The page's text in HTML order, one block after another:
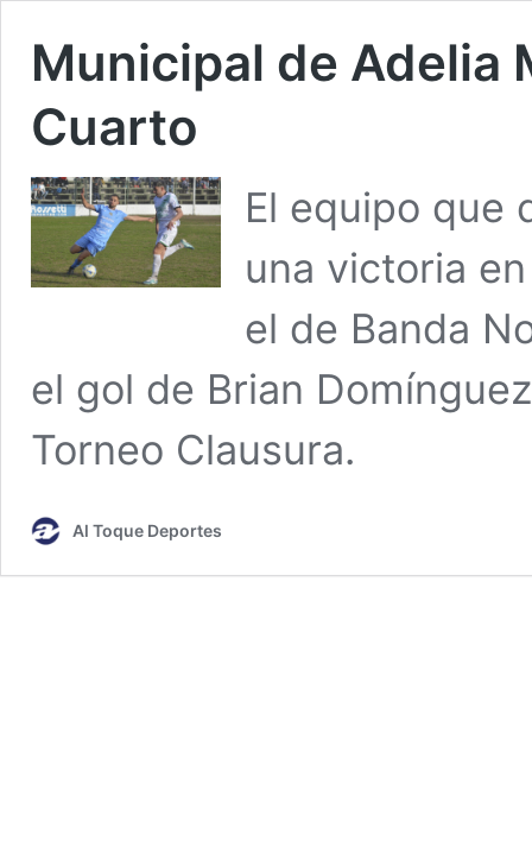
Municipal de Adelia
Cuarto
El equipo que
una victoria
el de Banda
el gol de Brian
Torneo Clausura.
Al Toque Deportes